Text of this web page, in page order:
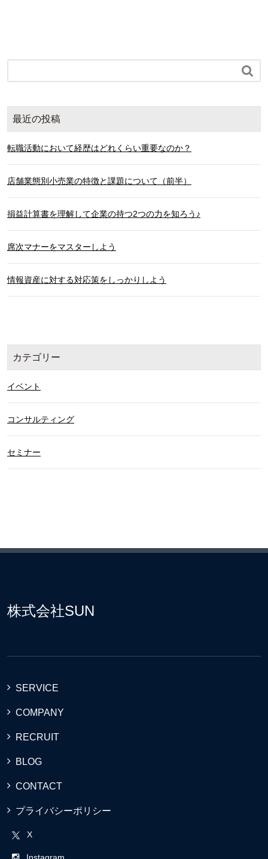

最近の投稿
転職活動において経歴はどれくらい重要なのか？
店舗業態別小売業の特徴と課題について（前半）
損益計算書を理解して企業の持つ2つの力を知ろう♪
席次マナーをマスターしよう
情報資産に対する対応策をしっかりしよう
カテゴリー
イベント
コンサルティング
セミナー
株式会社SUN
SERVICE
COMPANY
RECRUIT
BLOG
CONTACT
プライバシーポリシー
X